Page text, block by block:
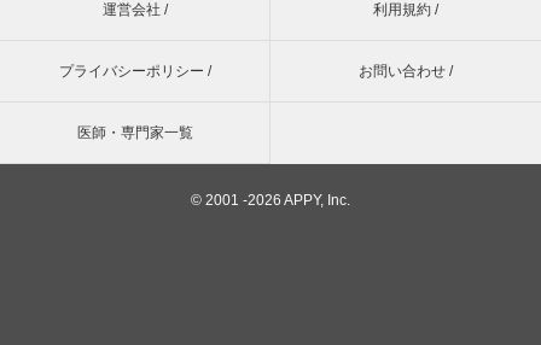
運営会社 / 利用規約 /
プライバシーポリシー / お問い合わせ /
医師・専門家一覧
© 2001 -2026 APPY, Inc.